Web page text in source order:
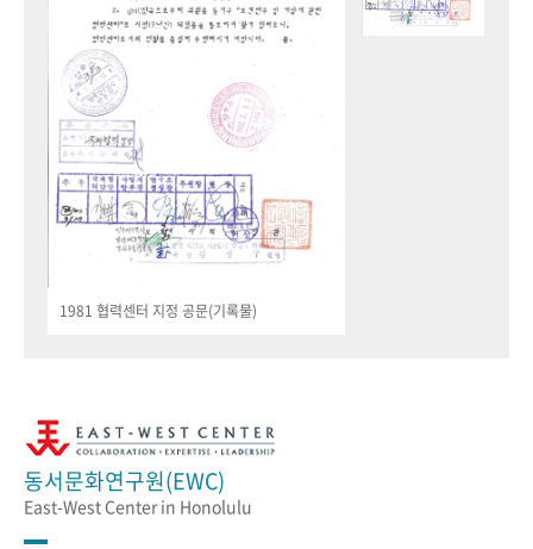
1981 협력센터 지정 공문(기록물)
동서문화연구원(EWC)
East-West Center in Honolulu